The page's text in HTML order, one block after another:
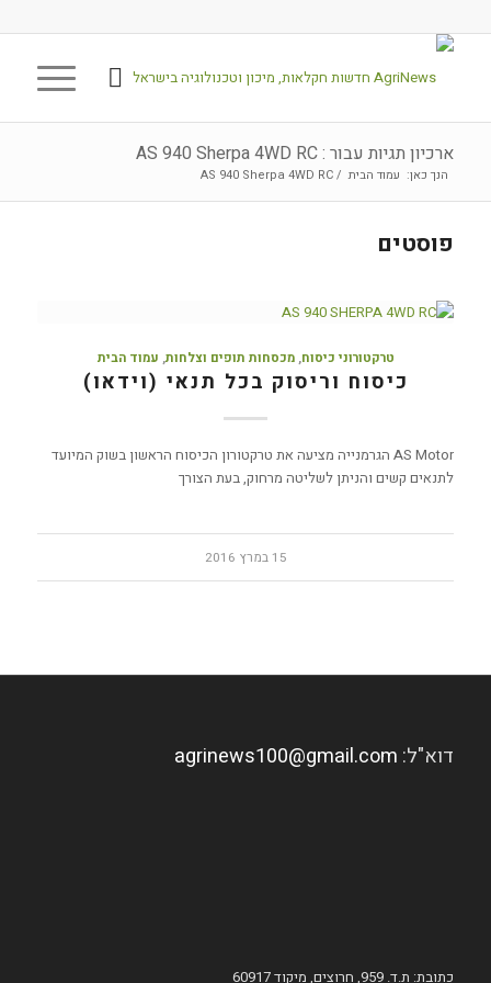
ארכיון תגיות עבור : AS 940 Sherpa 4WD RC
הנך כאן: עמוד הבית /
AS 940 Sherpa 4WD RC
פוסטים
טרקטורוני כיסוח,מכסחות תופים וצלחות, עמוד הבית
כיסוח וריסוק בכל תנאי (וידאו)
AS Motor הגרמנייה מציעה את טרקטורון הכיסוח הראשון בשוק המיועד
לתנאים קשים והניתן לשליטה מרחוק, בעת הצורך
15 במרץ 2016
דוא"ל: agrinews100@gmail.com
כתובת: ת.ד. 959, חרוצים, מיקוד 60917